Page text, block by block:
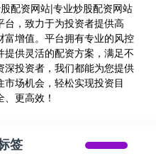
配资网站|专业炒股配资网站
，致力于为投资者提供高
增值。平台拥有专业的风控
供灵活的配资方案，满足不
投资者，我们都能为您提供
场机会，轻松实现投资目
更高效！
签